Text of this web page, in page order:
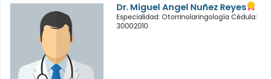
Dr. Miguel Angel Nuñez Reyes
Especialidad: Otorrinolaringología Cédula:
30002010